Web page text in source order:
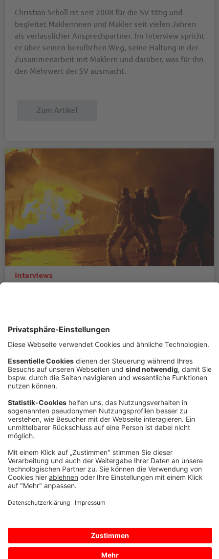
Christian Scholl ist seit 2008 für die SV tätig und
begleitet Maklerinnen und Makler seit vielen Jahren
als verlässlicher Ansprechpartner. Im Interview spricht
er über seinen beruflichen Weg, seine Haltung in der
Zusammenarbeit mit Maklern und darüber, was für ihn
den Mehrwert der SV ausmacht.
Zum Artikel
Interviews
Große Brandschäden bringen Betriebe an den Rand
des Stillstands und stellen auch Makler und
Versicherer unter enormen Zeitdruck. Entscheidend
ist dann, dass alle Beteiligten schnell handlungsfähig
sind und die nächsten Schritte sauber
ineinandergreifen. Wie das in der Praxis gelingen
Mehrstetten (Baden-Württemberg).
Datenschutz